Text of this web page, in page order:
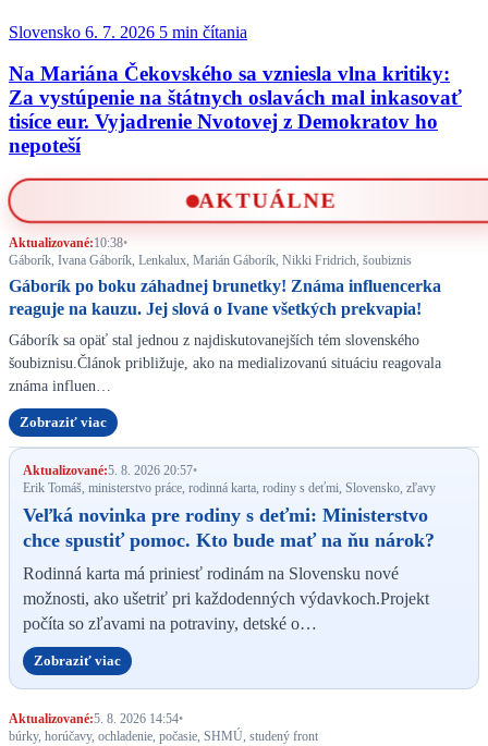
Slovensko 6. 7. 2026 5 min čítania
Na Mariána Čekovského sa vzniesla vlna kritiky:
Za vystúpenie na štátnych oslavách mal inkasovať
tisíce eur. Vyjadrenie Nvotovej z Demokratov ho
nepoteší
AKTUÁLNE
Aktualizované:10:38•
Gáborík, Ivana Gáborík, Lenkalux, Marián Gáborík, Nikki Fridrich, šoubiznis
Gáborík po boku záhadnej brunetky! Známa influencerka
reaguje na kauzu. Jej slová o Ivane všetkých prekvapia!
Gáborík sa opäť stal jednou z najdiskutovanejších tém slovenského
šoubiznisu.Článok približuje, ako na medializovanú situáciu reagovala
známa influen…
Zobraziť viac
Aktualizované:5. 8. 2026 20:57•
Erik Tomáš, ministerstvo práce, rodinná karta, rodiny s deťmi, Slovensko, zľavy
Veľká novinka pre rodiny s deťmi: Ministerstvo
chce spustiť pomoc. Kto bude mať na ňu nárok?
Rodinná karta má priniesť rodinám na Slovensku nové
možnosti, ako ušetriť pri každodenných výdavkoch.Projekt
počíta so zľavami na potraviny, detské o…
Zobraziť viac
Aktualizované:5. 8. 2026 14:54•
búrky, horúčavy, ochladenie, počasie, SHMÚ, studený front